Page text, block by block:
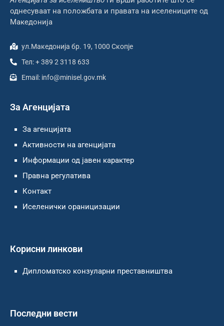
однесуваат на положбата и правата на иселениците од
Македонија
ул.Македонија бр. 19, 1000 Скопје
Тел: + 389 2 3118 633
Email: info@minisel.gov.mk
За Агенцијата
За агенцијата
Активности на агенцијата
Информации од јавен карактер
Правна регулатива
Контакт
Иселенички ораницизации
Корисни линкови
Дипломатско конзуларни преставништва
Последни вести